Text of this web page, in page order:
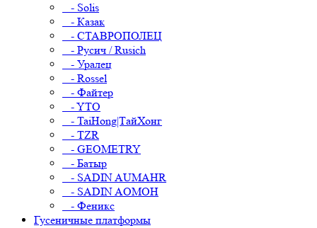
- Solis
- Казак
- СТАВРОПОЛЕЦ
- Русич / Rusich
- Уралец
- Rossel
- Файтер
- YTO
- TaiHong|ТайХонг
- TZR
- GEOMETRY
- Батыр
- SADIN AUMAHR
- SADIN AOMOH
- Феникс
Гусеничные платформы